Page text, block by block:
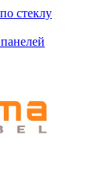
стеклу